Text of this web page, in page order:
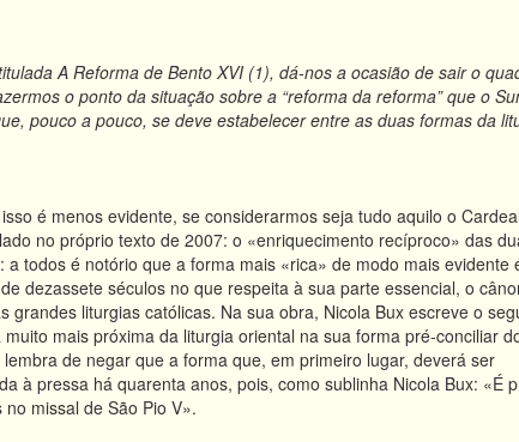
A Reforma de Bento XVI (1), dá-nos a ocasião de sair o
o ponto da situação sobre a “reforma da reforma” que o
pouco a pouco, se deve estabelecer entre as duas formas da
é menos evidente, se considerarmos seja tudo aquilo o
no próprio texto de 2007: o «enriquecimento recíproco» das
todos é notório que a forma mais «rica» de modo mais evidente
dezassete séculos no que respeita à sua parte essencial, o
grandes liturgias católicas. Na sua obra, Nicola Bux escreve o
mais próxima da liturgia oriental na sua forma pré-conciliar
de negar que a forma que, em primeiro lugar, deverá ser
à pressa há quarenta anos, pois, como sublinha Nicola Bux: «É
missal de São Pio V».